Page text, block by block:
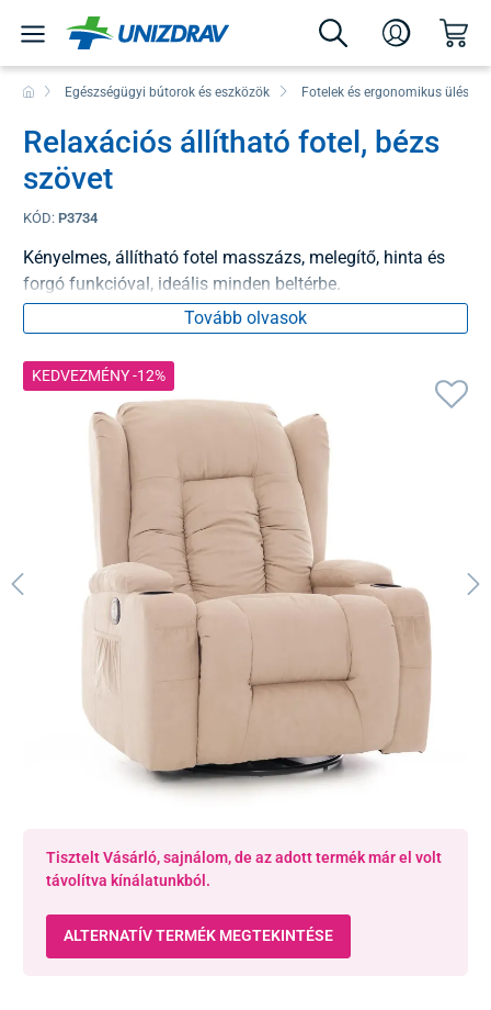
Egészségügyi bútorok és eszközök Fotelek és ergonomikus ülés
Relaxációs állítható fotel, bézs
szövet
KÓD: P3734
Kényelmes, állítható fotel masszázs, melegítő, hinta és
forgó funkcióval, ideális minden beltérbe.
Tovább olvasok
KEDVEZMÉNY -12%
Tisztelt Vásárló, sajnálom, de az adott termék már el volt
távolítva kínálatunkból.
ALTERNATÍV TERMÉK MEGTEKINTÉSE